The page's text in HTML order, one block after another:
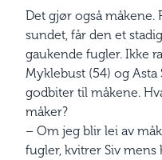
Det gjør også måkene.
sundet, får den et
gaukende fugler. Ikke
Myklebust (54) og
godbiter til måkene.
måker?
– Om jeg blir lei av
fugler, kvitrer Siv